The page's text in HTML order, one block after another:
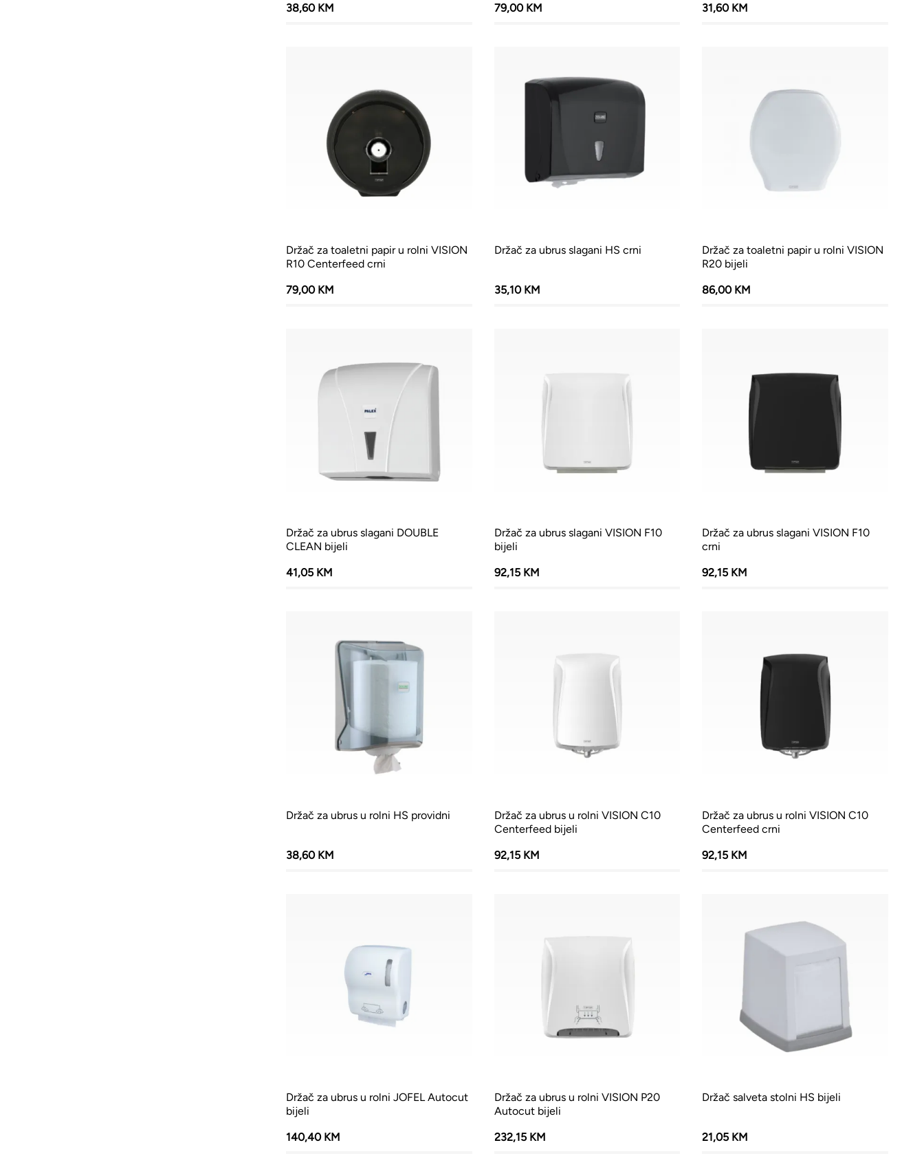
38,60 KM
79,00 KM
31,60 KM
Držač za toaletni papir u rolni VISION
R10 Centerfeed crni
79,00 KM
Držač za ubrus slagani HS crni
35,10 KM
Držač za toaletni papir u rolni VISION
R20 bijeli
86,00 KM
Držač za ubrus slagani DOUBLE
CLEAN bijeli
41,05 KM
Držač za ubrus slagani VISION F10
bijeli
92,15 KM
Držač za ubrus slagani VISION F10
crni
92,15 KM
Držač za ubrus u rolni HS providni
38,60 KM
Držač za ubrus u rolni VISION C10
Centerfeed bijeli
92,15 KM
Držač za ubrus u rolni VISION C10
Centerfeed crni
92,15 KM
Držač za ubrus u rolni JOFEL Autocut
bijeli
140,40 KM
Držač za ubrus u rolni VISION P20
Autocut bijeli
232,15 KM
Držač salveta stolni HS bijeli
21,05 KM